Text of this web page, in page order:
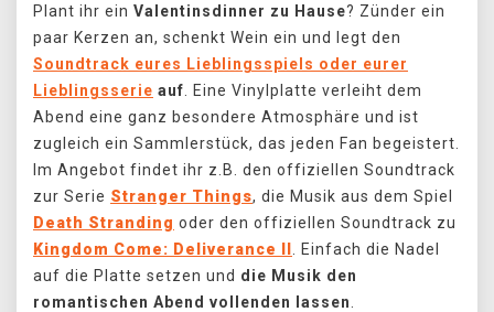
Plant ihr ein Valentinsdinner zu Hause? Zünder ein
paar Kerzen an, schenkt Wein ein und legt den
Soundtrack eures Lieblingsspiels oder eurer
Lieblingsserie auf . Eine Vinylplatte verleiht dem
Abend eine ganz besondere Atmosphäre und ist
zugleich ein Sammlerstück, das jeden Fan begeistert.
Im Angebot findet ihr z.B. den offiziellen Soundtrack
zur Serie Stranger Things, die Musik aus dem Spiel
Death Stranding oder den offiziellen Soundtrack zu
Kingdom Come: Deliverance II
. Einfach die Nadel
auf die Platte setzen und die Musik den
romantischen Abend vollenden lassen